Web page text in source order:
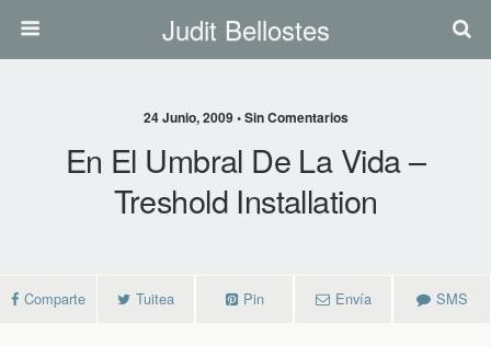
Judit Bellostes
24 Junio, 2009 • Sin Comentarios
En El Umbral De La Vida –
Treshold Installation
Comparte Tuitea Pin Envía SMS